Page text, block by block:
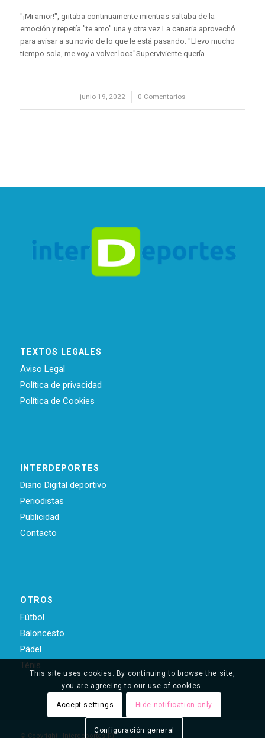
"¡Mi amor!", gritaba continuamente mientras saltaba de la
emoción y repetía "te amo" una y otra vez.La canaria aprovechó
para avisar a su novio de lo que le está pasando: "Llevo mucho
tiempo sola, me voy a volver loca"Superviviente quería…
junio 19, 2022
/ 0 Comentarios
TEXTOS LEGALES
Aviso Legal
Política de privacidad
Política de Cookies
INTERDEPORTES
Diario Digital deportivo
Periodistas
Publicidad
Contacto
OTROS
Fútbol
Baloncesto
Pádel
Ténis
© Copyright - Interdeportes(R)
This site uses cookies. By continuing to browse the site,
you are agreeing to our use of cookies.
Accept settings Hide notification only
Configuración general